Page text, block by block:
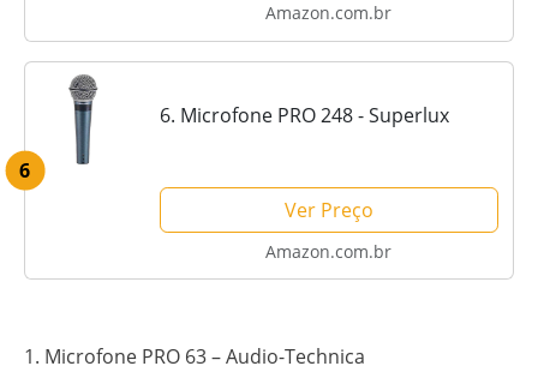
Amazon.com.br
6
6. Microfone PRO 248 - Superlux
Ver Preço
Amazon.com.br
1. Microfone PRO 63 – Audio-Technica